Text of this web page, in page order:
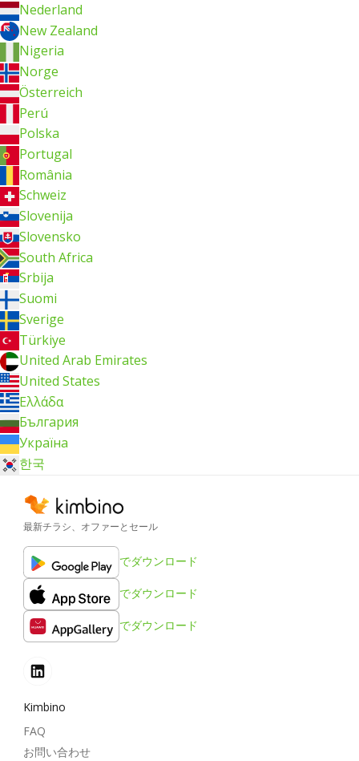
Nederland
New Zealand
Nigeria
Norge
Österreich
Perú
Polska
Portugal
România
Schweiz
Slovenija
Slovensko
South Africa
Srbija
Suomi
Sverige
Türkiye
United Arab Emirates
United States
Ελλάδα
България
Україна
한국
最新チラシ、オファーとセール
でダウンロード
でダウンロード
でダウンロード
Kimbino
FAQ
お問い合わせ